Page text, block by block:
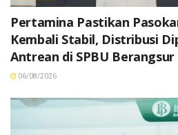
Pertamina Pastikan
Kembali Stabil, Distribusi
Antrean di SPBU
06/08/2026